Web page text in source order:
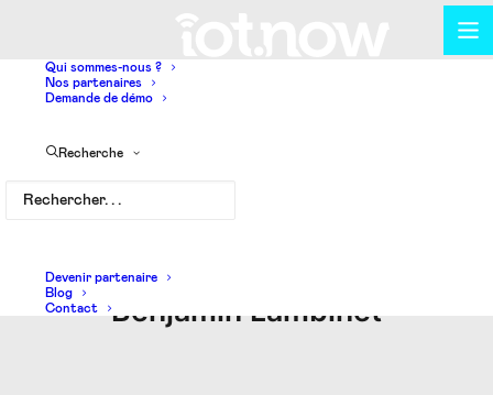
Qui sommes-nous ?
Nos partenaires
Demande de démo
Recherche
Devenir partenaire
Blog
Contact
Benjamin Lambinet